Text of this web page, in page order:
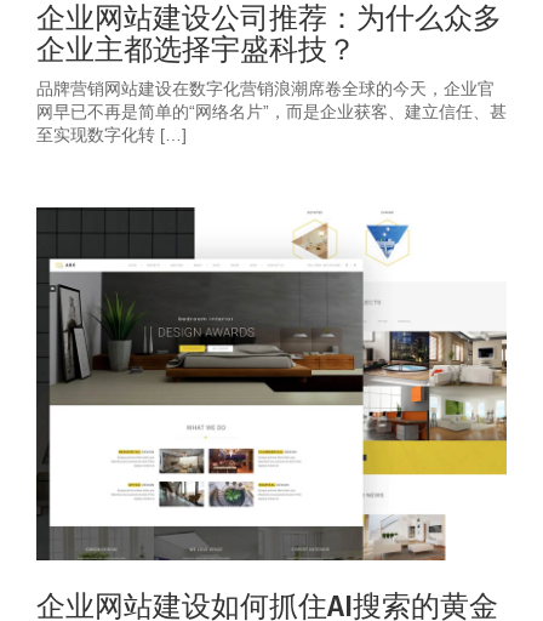
企业网站建设公司推荐：为什么众多
企业主都选择宇盛科技？
品牌营销网站建设在数字化营销浪潮席卷全球的今天，企业官
网早已不再是简单的“网络名片”，而是企业获客、建立信任、甚
至实现数字化转 […]
企业网站建设如何抓住AI搜索的黄金